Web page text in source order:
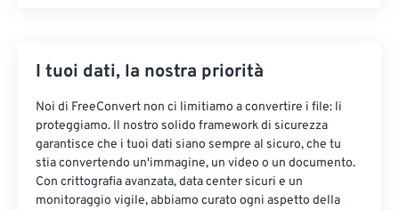
I tuoi dati, la nostra priorità
Noi di FreeConvert non ci limitiamo a convertire i file: li
proteggiamo. Il nostro solido framework di sicurezza
garantisce che i tuoi dati siano sempre al sicuro, che tu
stia convertendo un'immagine, un video o un documento.
Con crittografia avanzata, data center sicuri e un
monitoraggio vigile, abbiamo curato ogni aspetto della